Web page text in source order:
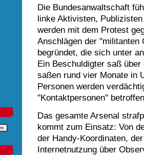
Die Bundesanwaltschaft
linke Aktivisten,
werden mit dem Protest
Anschlägen der "militanten
begründet, die sich unter
Ein Beschuldigter saß
saßen rund vier Monate in
Personen werden
"Kontaktpersonen"
Das gesamte Arsenal
kommt zum Einsatz: Von
der Handy-Koordinaten,
Internetnutzung über